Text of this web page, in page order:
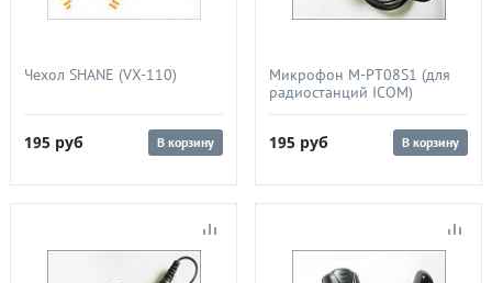
Чехол SHANE (VX-110)
195 руб В корзину
Микрофон M-PT08S1 (для
радиостанций ICOM)
195 руб В корзину